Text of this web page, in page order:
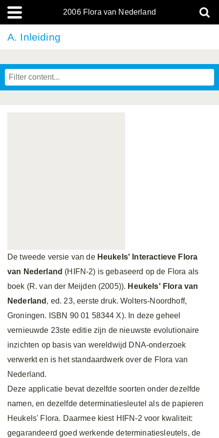
2006 Flora van Nederland
A. Inleiding
De tweede versie van de Heukels' Interactieve Flora
van Nederland (HIFN-2) is gebaseerd op de Flora als
boek (R. van der Meijden (2005)). Heukels' Flora van
Nederland , ed. 23, eerste druk. Wolters-Noordhoff,
Groningen. ISBN 90 01 58344 X). In deze geheel
vernieuwde 23ste editie zijn de nieuwste evolutionaire
inzichten op basis van wereldwijd DNA-onderzoek
verwerkt en is het standaardwerk over de Flora van
Nederland.
Deze applicatie bevat dezelfde soorten onder dezelfde
namen, en dezelfde determinatiesleutel als de papieren
Heukels' Flora. Daarmee kiest HIFN-2 voor kwaliteit:
gegarandeerd goed werkende determinatiesleutels, de